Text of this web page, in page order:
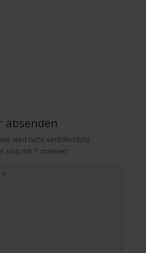
absenden
wird nicht veröffentlicht.
sind mit * markiert